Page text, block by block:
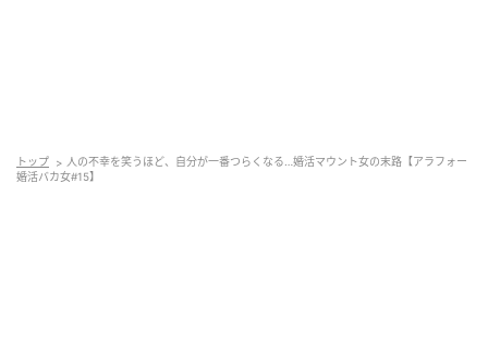
トップ
人の不幸を笑うほど、自分が一番つらくなる…婚活マウント女の末路【アラフォー
婚活バカ女#15】